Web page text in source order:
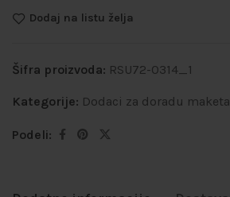
Dodaj na listu želja
Šifra proizvoda: RSU72-0314_1
Kategorije: Dodaci za doradu maketa
Podeli: